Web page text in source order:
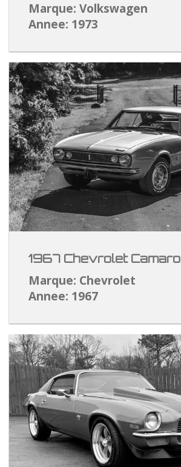
Marque: Volkswagen
Annee: 1973
1967 Chevrolet Camaro
Marque: Chevrolet
Annee: 1967